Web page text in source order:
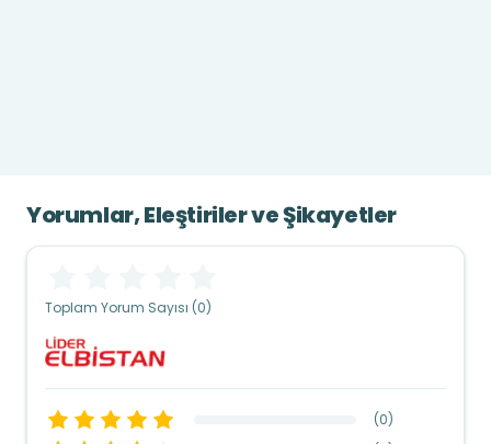
Yorumlar, Eleştiriler ve Şikayetler
Toplam Yorum Sayısı (0)
(0)